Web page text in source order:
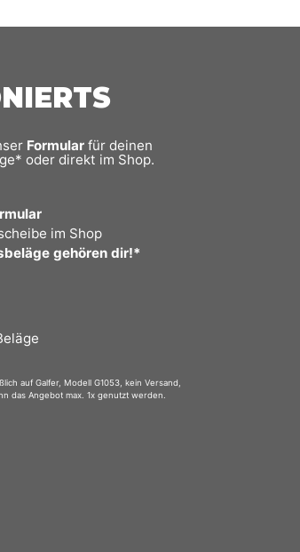
Formular für deinen
oder direkt im Shop.
im Shop
gehören dir!*
auf Galfer, Modell G1053, kein Versand,
das Angebot max. 1x genutzt werden.